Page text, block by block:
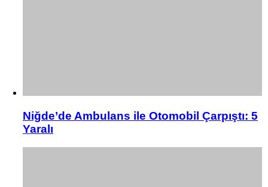
Niğde’de Ambulans ile Otomobil Çarpıştı: 5
Yaralı